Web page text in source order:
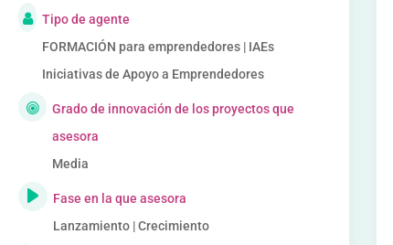
Tipo de agente
FORMACIÓN para emprendedores | IAEs
Iniciativas de Apoyo a Emprendedores
Grado de innovación de los proyectos que
asesora
Media
Fase en la que asesora
Lanzamiento | Crecimiento